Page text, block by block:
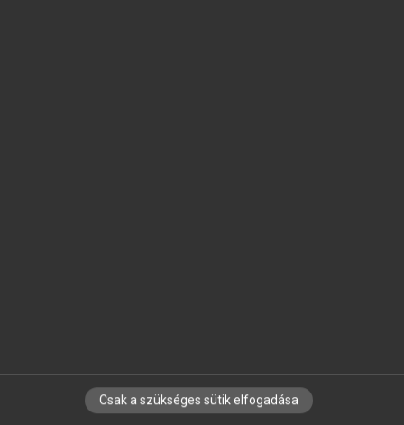
IRATKOZZ FEL HÍRLEVELÜNKRE!
Csak a szükséges sütik elfogadása